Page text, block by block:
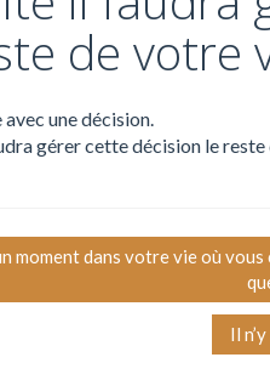
de votre
une décision.
gérer cette décision le reste
moment dans votre vie où
Il